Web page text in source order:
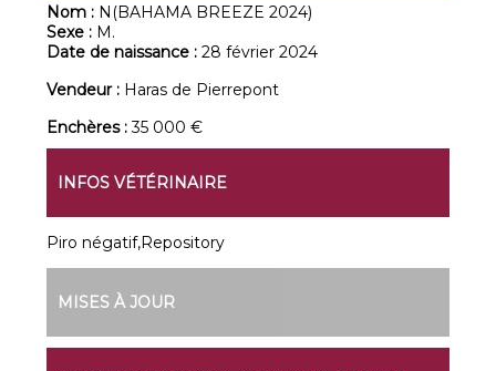
Nom : N(BAHAMA BREEZE 2024)
Sexe : M.
Date de naissance :28 février 2024
Vendeur : Haras de Pierrepont
Enchères :35 000 €
INFOS VÉTÉRINAIRE
Piro négatif,Repository
MISES À JOUR